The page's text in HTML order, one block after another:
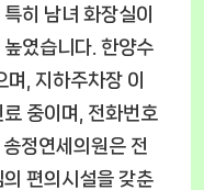
히 남녀 화장실이
였습니다. 한양수
, 지하주차장 이
중이며, 전화번호
정연세의원은 전
편의시설을 갖춘